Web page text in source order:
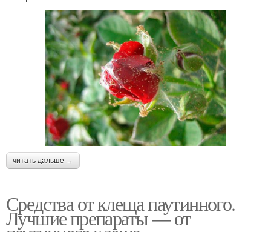
читать дальше →
Средства от клеща паутинного.
Лучшие препараты — от